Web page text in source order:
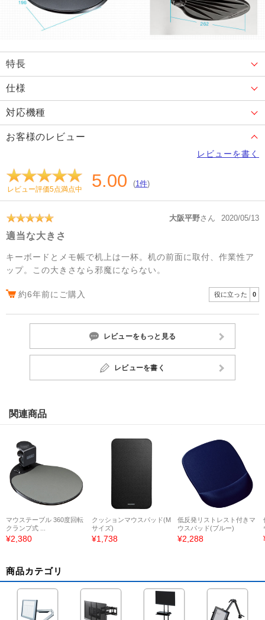
特長
仕様
対応機種
お客様のレビュー
レビューを書く
レビュー評価5点満点中 5.00 (1件)
大阪平野さん 2020/05/13
適当な大きさ
キーボードとメモ帳で机上は一杯。机の前面に取付、作業性ア
ップ。この大きさなら邪魔にならない。
約6年前にご購入 役に立った 0
レビューをもっと見る
レビューを書く
関連商品
マウステーブル 360度回転
クランプ式 ...
¥2,380
クッションマウスパッド(M
サイズ)
¥1,738
低反発リストレスト付きマ
ウスパッド(ブルー)
¥2,288
商品カテゴリ